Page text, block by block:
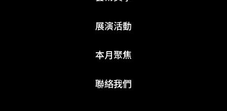
展演活動
本月聚焦
聯絡我們